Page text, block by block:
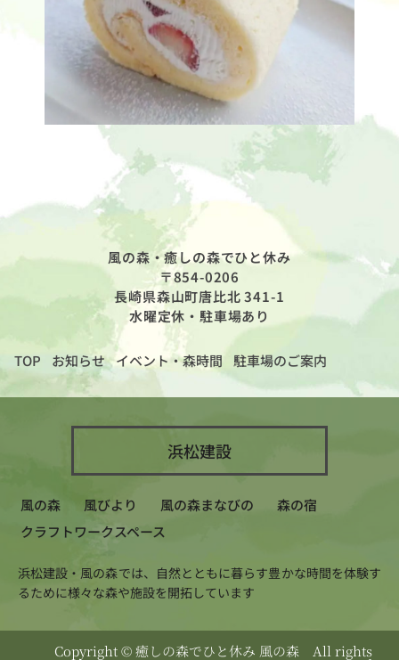
風の森・癒しの森でひと休み
〒854-0206
長崎県森山町唐比北 341-1
水曜定休・駐車場あり
TOP お知らせ イベント・森時間 駐車場のご案内
浜松建設
風の森 風びより 風の森まなびの
森の宿
クラフトワークスペース
浜松建設・風の森では、自然とともに暮らす豊かな時間を体験す
るために様々な森や施設を開拓しています
Copyright©癒しの森でひと休み 風の森 All rights